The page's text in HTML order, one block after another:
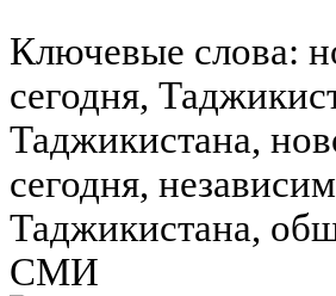
Ключевые слова:
сегодня,
Таджикистана,
сегодня,
Таджикистана,
СМИ